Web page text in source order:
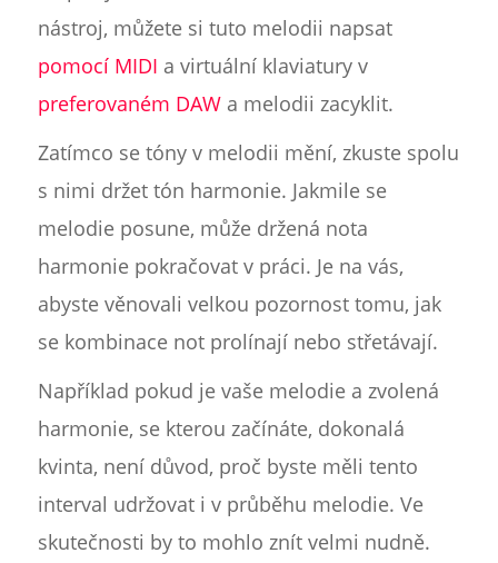
nástroj, můžete si tuto melodii napsat
pomocí MIDI a virtuální klaviatury v
preferovaném DAWa melodii zacyklit.
Zatímco se tóny v melodii mění, zkuste spolu
s nimi držet tón harmonie. Jakmile se
melodie posune, může držená nota
harmonie pokračovat v práci. Je na vás,
abyste věnovali velkou pozornost tomu, jak
se kombinace not prolínají nebo střetávají.
Například pokud je vaše melodie a zvolená
harmonie, se kterou začínáte, dokonalá
kvinta, není důvod, proč byste měli tento
interval udržovat i v průběhu melodie. Ve
skutečnosti by to mohlo znít velmi nudně.